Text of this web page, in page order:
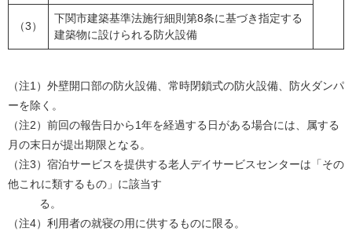
（3）
下関市建築基準法施行細則第8条に基づき指定する
建築物に設けられる防火設備
（注1）外壁開口部の防火設備、常時閉鎖式の防火設備、防火ダンパ
ーを除く。
（注2）前回の報告日から1年を経過する日がある場合には、属する
月の末日が提出期限となる。
（注3）宿泊サービスを提供する老人デイサービスセンターは「その
他これに類するもの」に該当す
る。
（注4）利用者の就寝の用に供するものに限る。